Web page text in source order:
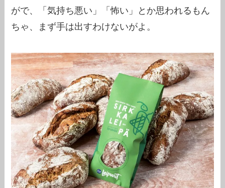
がで、「気持ち悪い」「怖い」とか思われるもん
ちゃ、まず手は出すわけないがよ。